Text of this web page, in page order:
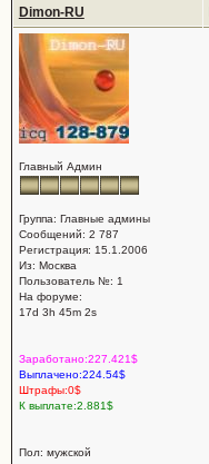
Dimon-RU
Главный Админ
Группа: Главные админы
Сообщений: 2 787
Регистрация: 15.1.2006
Из: Москва
Пользователь №: 1
На форуме:
17d 3h 45m 2s
Заработано:227.421$
Выплачено:224.54$
Штрафы:0$
К выплате:2.881$
Пол: мужской